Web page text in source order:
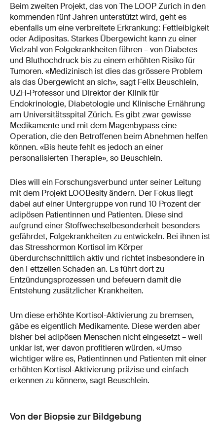
Beim zweiten Projekt, das von The LOOP Zurich in den
kommenden fünf Jahren unterstützt wird, geht es
ebenfalls um eine verbreitete Erkrankung: Fettleibigkeit
oder Adipositas. Starkes Übergewicht kann zu einer
Vielzahl von Folgekrankheiten führen – von Diabetes
und Bluthochdruck bis zu einem erhöhten Risiko für
Tumoren. «Medizinisch ist dies das grössere Problem
als das Übergewicht an sich», sagt Felix Beuschlein,
UZH-Professor und Direktor der Klinik für
Endokrinologie, Diabetologie und Klinische Ernährung
am Universitätsspital Zürich. Es gibt zwar gewisse
Medikamente und mit dem Magenbypass eine
Operation, die den Betroffenen beim Abnehmen helfen
können. «Bis heute fehlt es jedoch an einer
personalisierten Therapie», so Beuschlein.
Dies will ein Forschungsverbund unter seiner Leitung
mit dem Projekt LOOBesity ändern. Der Fokus liegt
dabei auf einer Untergruppe von rund 10 Prozent der
adipösen Patientinnen und Patienten. Diese sind
aufgrund einer Stoffwechselbesonderheit besonders
gefährdet, Folgekrankheiten zu entwickeln. Bei ihnen ist
das Stresshormon Kortisol im Körper
überdurchschnittlich aktiv und richtet insbesondere in
den Fettzellen Schaden an. Es führt dort zu
Entzündungsprozessen und befeuern damit die
Entstehung zusätzlicher Krankheiten.
Um diese erhöhte Kortisol-Aktivierung zu bremsen,
gäbe es eigentlich Medikamente. Diese werden aber
bisher bei adipösen Menschen nicht eingesetzt – weil
unklar ist, wer davon profitieren würden. «Umso
wichtiger wäre es, Patientinnen und Patienten mit einer
erhöhten Kortisol-Aktivierung präzise und einfach
erkennen zu können», sagt Beuschlein.
Von der Biopsie zur Bildgebung